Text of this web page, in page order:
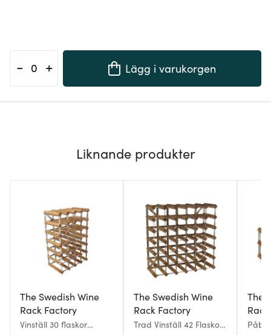
- + Lägg i varukorgen
Liknande produkter
The Swedish Wine
Rack Factory
Vinställ 30 flaskor
The Swedish Wine
Rack Factory
Trad Vinställ 42 Flaskor
The